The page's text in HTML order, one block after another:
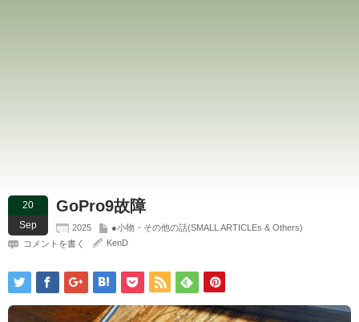
20
Sep
GoPro9故障
2025
●小物・その他の話(SMALL ARTICLEs & Others)
コメントを書く
KenD